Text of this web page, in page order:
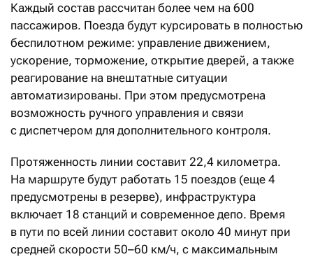
Каждый состав рассчитан более чем на 600
пассажиров. Поезда будут курсировать в полностью
беспилотном режиме: управление движением,
ускорение, торможение, открытие дверей, а также
реагирование на внештатные ситуации
автоматизированы. При этом предусмотрена
возможность ручного управления и связи
с диспетчером для дополнительного контроля.
Протяженность линии составит 22,4 километра.
На маршруте будут работать 15 поездов (еще 4
предусмотрены в резерве), инфраструктура
включает 18 станций и современное депо. Время
в пути по всей линии составит около 40 минут при
средней скорости 50–60 км/ч, с максимальным